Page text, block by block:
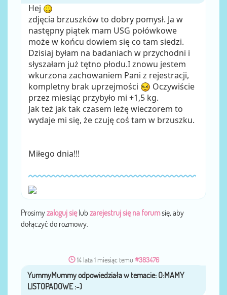
Hej
zdjęcia brzuszków to dobry pomysł. Ja w
następny piątek mam USG połówkowe
może w końcu dowiem się co tam siedzi.
Dzisiaj byłam na badaniach w przychodni i
słyszałam już tętno płodu.I znowu jestem
wkurzona zachowaniem Pani z rejestracji,
kompletny brak uprzejmości
Oczywiście
przez miesiąc przybyło mi +1,5 kg.
Jak też jak tak czasem leżę wieczorem to
wydaje mi się, że czuję coś tam w brzuszku.
Miłego dnia!!!
Prosimyzaloguj sięlub zarejestruj się na forumsię, aby
dołączyć do rozmowy.
14 lata 1 miesiąc temu #383476
przezYummyMummy